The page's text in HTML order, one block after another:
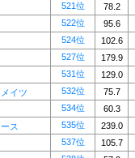
521位
78.2
522位
95.6
524位
102.6
527位
179.9
531位
129.0
イツ 532位
75.7
534位
60.3
ス 535位
239.0
537位
105.7